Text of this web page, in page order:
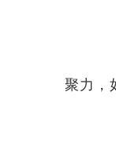
聚力，